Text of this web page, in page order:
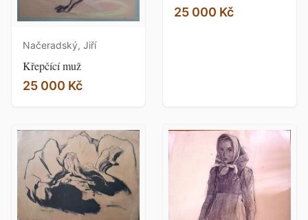
Načeradský, Jiří
Křepčící muž
25 000 Kč
25 000 Kč